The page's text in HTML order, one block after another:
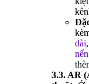
dài,
3.3. AR